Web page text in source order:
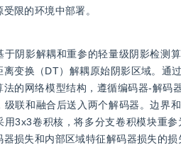
限的环境中部署。
于阴影解耦和重参的轻量级阴影检测
离变换（DT）解耦原始阴影区域。通
法的网络模型结构，遵循编码器-解码
级联和融合后送入两个解码器。边界
用3x3卷积核，将多分支卷积模块重
器损失和内部区域特征解码器损失的